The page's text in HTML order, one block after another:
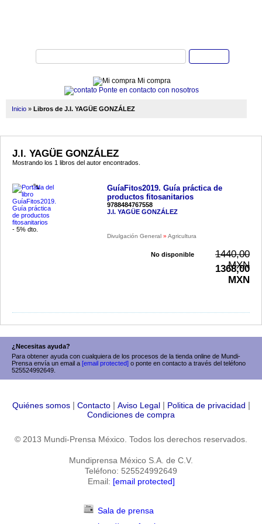
Mi compra
Ponte en contacto con nosotros
Inicio » Libros de J.I. YAGÜE GONZÁLEZ
J.I. YAGÜE GONZÁLEZ
Mostrando los 1 libros del autor encontrados.
- 5% dto.
GuíaFitos2019. Guía práctica de
productos fitosanitarios
9788484767558
J.I. YAGÜE GONZÁLEZ
Divulgación General »Agricultura
No disponible
1440,00
MXN
1368,00
MXN
¿Necesitas ayuda?
Para obtener ayuda con cualquiera de los procesos de la tienda online de Mundi-
Prensa envía un email a [email protected] o ponte en contacto a través del teléfono
525524992649.
Quiénes somos| Contacto| Aviso Legal| Politica de privacidad |
Condiciones de compra
© 2013 Mundi-Prensa México. Todos los derechos reservados.
Mundiprensa México S.A. de C.V.
Teléfono: 525524992649
Email: [email protected]
Sala de prensa